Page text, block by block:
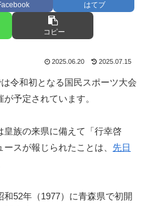
はてブ
コピー
2025.06.20 2025.07.15
令和初となる国民スポーツ大会
予定されています。
皇族の来県に備えて「行幸啓
スが報じられたことは、 先日
52年（1977）に青森県で初開